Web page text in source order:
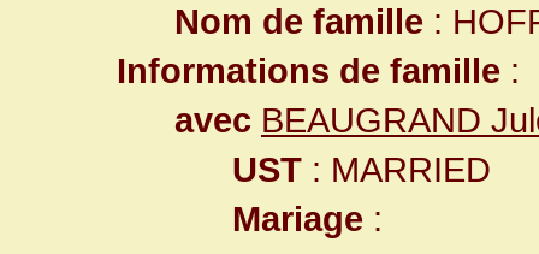
Nom de famille :
Informations de famille :
avec BEAUGRAND
UST : MARRIED
Mariage :